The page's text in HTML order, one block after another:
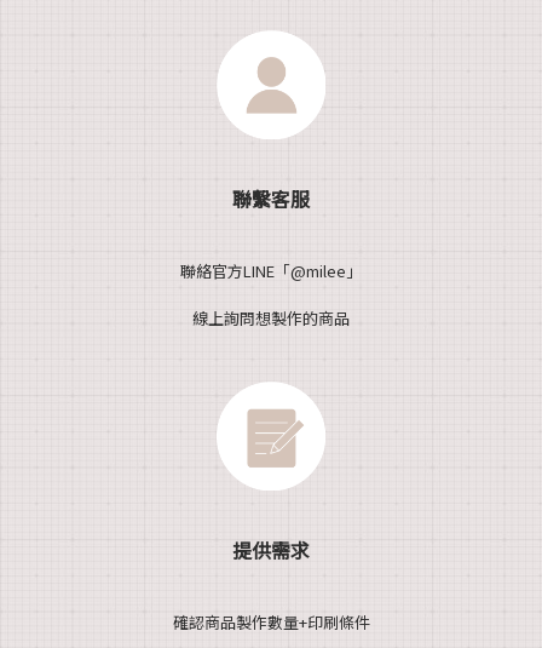
聯繫客服
聯絡官方LINE「@milee」
線上詢問想製作的商品
提供需求
確認商品製作數量+印刷條件